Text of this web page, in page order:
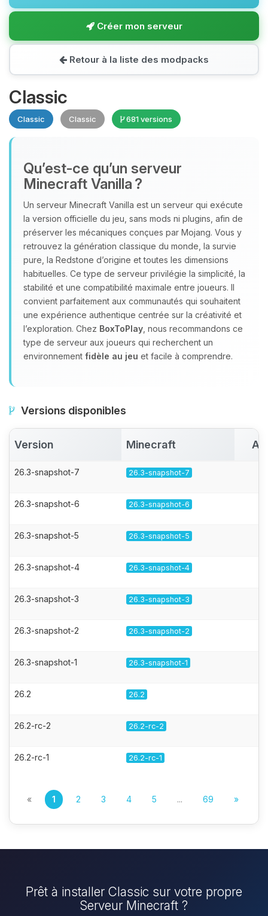
Créer mon serveur
Retour à la liste des modpacks
Classic
Classic Classic 681 versions
Qu’est‑ce qu’un serveur
Minecraft Vanilla ?
Un serveur Minecraft Vanilla est un serveur qui exécute
la version officielle du jeu, sans mods ni plugins, afin de
préserver les mécaniques conçues par Mojang. Vous y
retrouvez la génération classique du monde, la survie
pure, la Redstone d’origine et toutes les dimensions
habituelles. Ce type de serveur privilégie la simplicité, la
stabilité et une compatibilité maximale entre joueurs. Il
convient parfaitement aux communautés qui souhaitent
une expérience authentique centrée sur la créativité et
l’exploration. Chez BoxToPlay , nous recommandons ce
type de serveur aux joueurs qui recherchent un
environnement fidèle au jeu et facile à comprendre.
Versions disponibles
Version Minecraft
26.3-snapshot-7 26.3-snapshot-7
26.3-snapshot-6 26.3-snapshot-6
26.3-snapshot-5 26.3-snapshot-5
26.3-snapshot-4 26.3-snapshot-4
26.3-snapshot-3 26.3-snapshot-3
26.3-snapshot-2 26.3-snapshot-2
26.3-snapshot-1 26.3-snapshot-1
26.2 26.2
26.2-rc-2 26.2-rc-2
26.2-rc-1 26.2-rc-1
« 1 2 3 4 5 ... 69 »
Prêt à installer Classic sur votre propre
Serveur Minecraft ?
Youpi, enfin quelqu’un pour me
parler ! Moi c’est Choupy, ton petit
assistant BoxToPlay. Dis-moi ce dont
tu as besoin et je vais remuer mes
petits circuits pour t’aider.
10/08/2026 à 14:19